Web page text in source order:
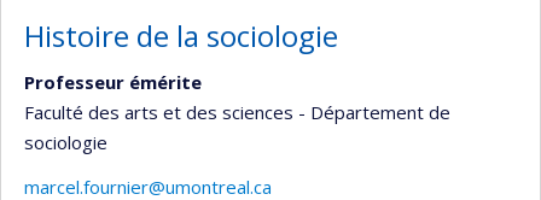
Histoire de la sociologie
Professeur émérite
Faculté des arts et des sciences - Département de
sociologie
marcel.fournier@umontreal.ca